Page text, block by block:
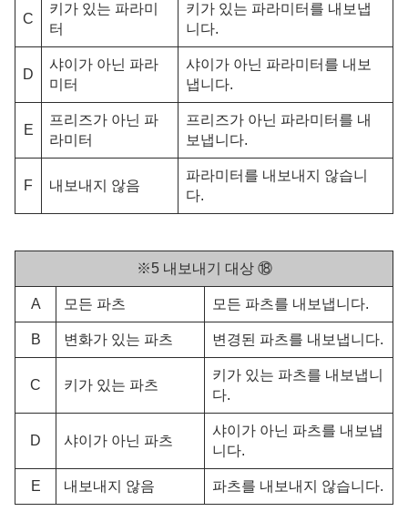
C
키가 있는 파라미
터
키가 있는 파라미터를 내보냅
니다.
D
샤이가 아닌 파라
미터
샤이가 아닌 파라미터를 내보
냅니다.
E
프리즈가 아닌 파
라미터
프리즈가 아닌 파라미터를 내
보냅니다.
F 내보내지 않음
파라미터를 내보내지 않습니
다.
※5 내보내기 대상 ⑱
A 모든 파츠 모든 파츠를 내보냅니다.
B 변화가 있는 파츠 변경된 파츠를 내보냅니다.
C 키가 있는 파츠
키가 있는 파츠를 내보냅니
다.
D 샤이가 아닌 파츠
샤이가 아닌 파츠를 내보냅
니다.
E 내보내지 않음 파츠를 내보내지 않습니다.